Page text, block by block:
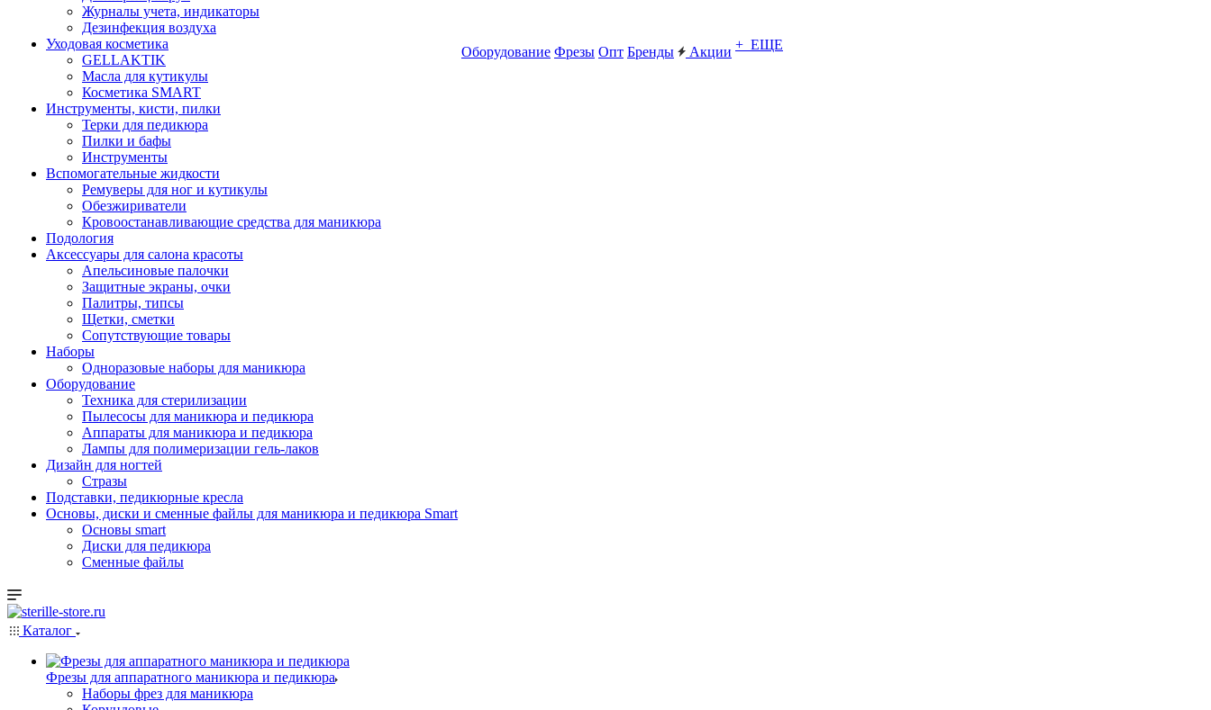
Журналы учета, индикаторы
Дезинфекция воздуха
Уходовая косметика
GELLAKTIK
Масла для кутикулы
Косметика SMART
Инструменты, кисти, пилки
Терки для педикюра
Пилки и бафы
Инструменты
Вспомогательные жидкости
Ремуверы для ног и кутикулы
Обезжириватели
Кровоостанавливающие средства для маникюра
Подология
Аксессуары для салона красоты
Апельсиновые палочки
Защитные экраны, очки
Палитры, типсы
Щетки, сметки
Сопутствующие товары
Наборы
Одноразовые наборы для маникюра
Оборудование
Техника для стерилизации
Пылесосы для маникюра и педикюра
Аппараты для маникюра и педикюра
Лампы для полимеризации гель-лаков
Дизайн для ногтей
Стразы
Подставки, педикюрные кресла
Основы, диски и сменные файлы для маникюра и педикюра Smart
Основы smart
Диски для педикюра
Сменные файлы
Оборудование Фрезы Опт Бренды Акции + ЕЩЕ
Каталог
Фрезы для аппаратного маникюра и педикюра
Наборы фрез для маникюра